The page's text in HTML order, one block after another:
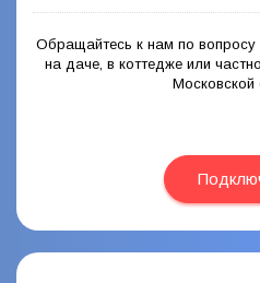
Обращайтесь к нам по
на даче, в коттедже или
Московской